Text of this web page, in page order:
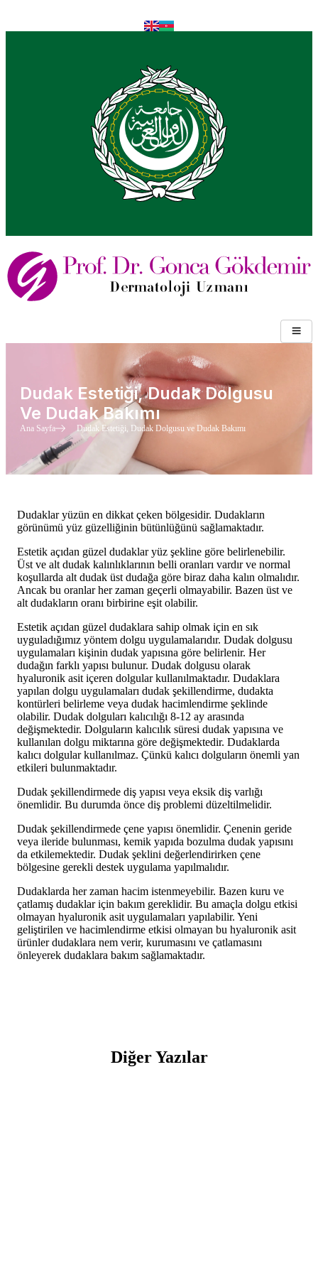
Dudak Estetiği, Dudak Dolgusu
Ve Dudak Bakımı
Ana Sayfa Dudak Estetiği, Dudak Dolgusu ve Dudak Bakımı
Dudaklar yüzün en dikkat çeken bölgesidir. Dudakların
görünümü yüz güzelliğinin bütünlüğünü sağlamaktadır.
Estetik açıdan güzel dudaklar yüz şekline göre belirlenebilir.
Üst ve alt dudak kalınlıklarının belli oranları vardır ve normal
koşullarda alt dudak üst dudağa göre biraz daha kalın olmalıdır.
Ancak bu oranlar her zaman geçerli olmayabilir. Bazen üst ve
alt dudakların oranı birbirine eşit olabilir.
Estetik açıdan güzel dudaklara sahip olmak için en sık
uyguladığımız yöntem dolgu uygulamalarıdır. Dudak dolgusu
uygulamaları kişinin dudak yapısına göre belirlenir. Her
dudağın farklı yapısı bulunur. Dudak dolgusu olarak
hyaluronik asit içeren dolgular kullanılmaktadır. Dudaklara
yapılan dolgu uygulamaları dudak şekillendirme, dudakta
kontürleri belirleme veya dudak hacimlendirme şeklinde
olabilir. Dudak dolguları kalıcılığı 8-12 ay arasında
değişmektedir. Dolguların kalıcılık süresi dudak yapısına ve
kullanılan dolgu miktarına göre değişmektedir. Dudaklarda
kalıcı dolgular kullanılmaz. Çünkü kalıcı dolguların önemli yan
etkileri bulunmaktadır.
Dudak şekillendirmede diş yapısı veya eksik diş varlığı
önemlidir. Bu durumda önce diş problemi düzeltilmelidir.
Dudak şekillendirmede çene yapısı önemlidir. Çenenin geride
veya ileride bulunması, kemik yapıda bozulma dudak yapısını
da etkilemektedir. Dudak şeklini değerlendirirken çene
bölgesine gerekli destek uygulama yapılmalıdır.
Dudaklarda her zaman hacim istenmeyebilir. Bazen kuru ve
çatlamış dudaklar için bakım gereklidir. Bu amaçla dolgu etkisi
olmayan hyaluronik asit uygulamaları yapılabilir. Yeni
geliştirilen ve hacimlendirme etkisi olmayan bu hyaluronik asit
ürünler dudaklara nem verir, kurumasını ve çatlamasını
önleyerek dudaklara bakım sağlamaktadır.
Diğer Yazılar